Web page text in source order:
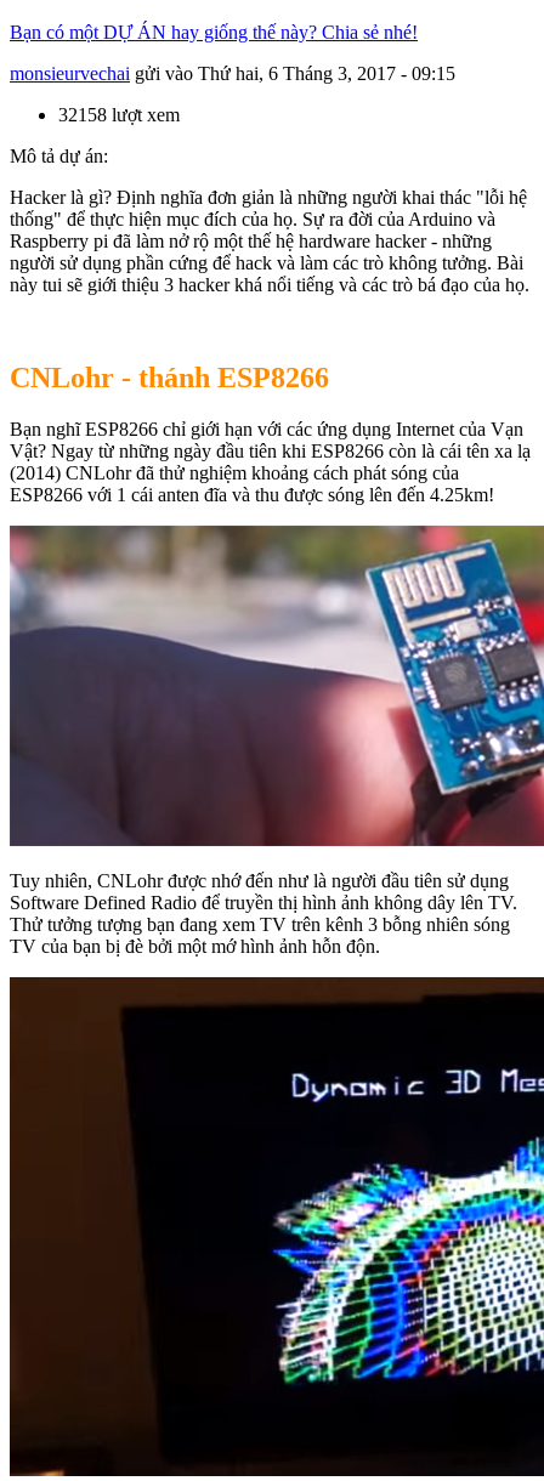
Bạn có một DỰ ÁN hay giống thế này? Chia sẻ nhé!
monsieurvechai gửi vào Thứ hai, 6 Tháng 3, 2017 - 09:15
32158 lượt xem
Mô tả dự án:
Hacker là gì? Định nghĩa đơn giản là những người khai thác "lỗi hệ
thống" để thực hiện mục đích của họ. Sự ra đời của Arduino và
Raspberry pi đã làm nở rộ một thế hệ hardware hacker - những
người sử dụng phần cứng để hack và làm các trò không tưởng. Bài
này tui sẽ giới thiệu 3 hacker khá nổi tiếng và các trò bá đạo của họ.
CNLohr - thánh ESP8266
Bạn nghĩ ESP8266 chỉ giới hạn với các ứng dụng Internet của Vạn
Vật? Ngay từ những ngày đầu tiên khi ESP8266 còn là cái tên xa lạ
(2014) CNLohr đã thử nghiệm khoảng cách phát sóng của
ESP8266 với 1 cái anten đĩa và thu được sóng lên đến 4.25km!
Tuy nhiên, CNLohr được nhớ đến như là người đầu tiên sử dụng
Software Defined Radio để truyền thị hình ảnh không dây lên TV.
Thử tưởng tượng bạn đang xem TV trên kênh 3 bỗng nhiên sóng
TV của bạn bị đè bởi một mớ hình ảnh hỗn độn.